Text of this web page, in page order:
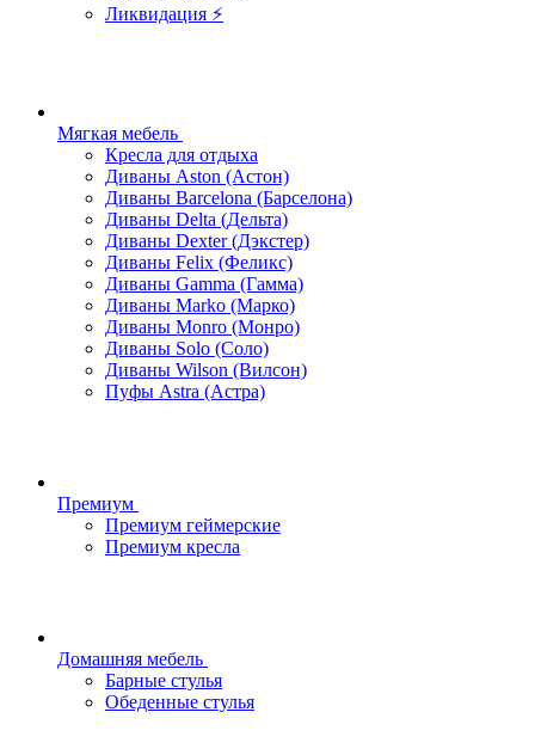
Ликвидация ⚡
Мягкая мебель
Кресла для отдыха
Диваны Aston (Астон)
Диваны Barcelona (Барселона)
Диваны Delta (Дельта)
Диваны Dexter (Дэкстер)
Диваны Felix (Феликс)
Диваны Gamma (Гамма)
Диваны Marko (Марко)
Диваны Monro (Монро)
Диваны Solo (Соло)
Диваны Wilson (Вилсон)
Пуфы Astra (Астра)
Премиум
Премиум геймерские
Премиум кресла
Домашняя мебель
Барные стулья
Обеденные стулья